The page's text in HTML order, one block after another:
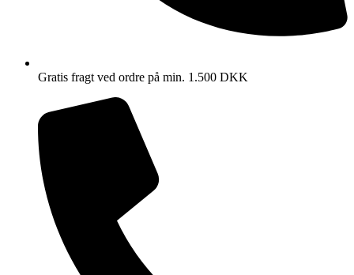
Gratis fragt ved ordre på min. 1.500 DKK